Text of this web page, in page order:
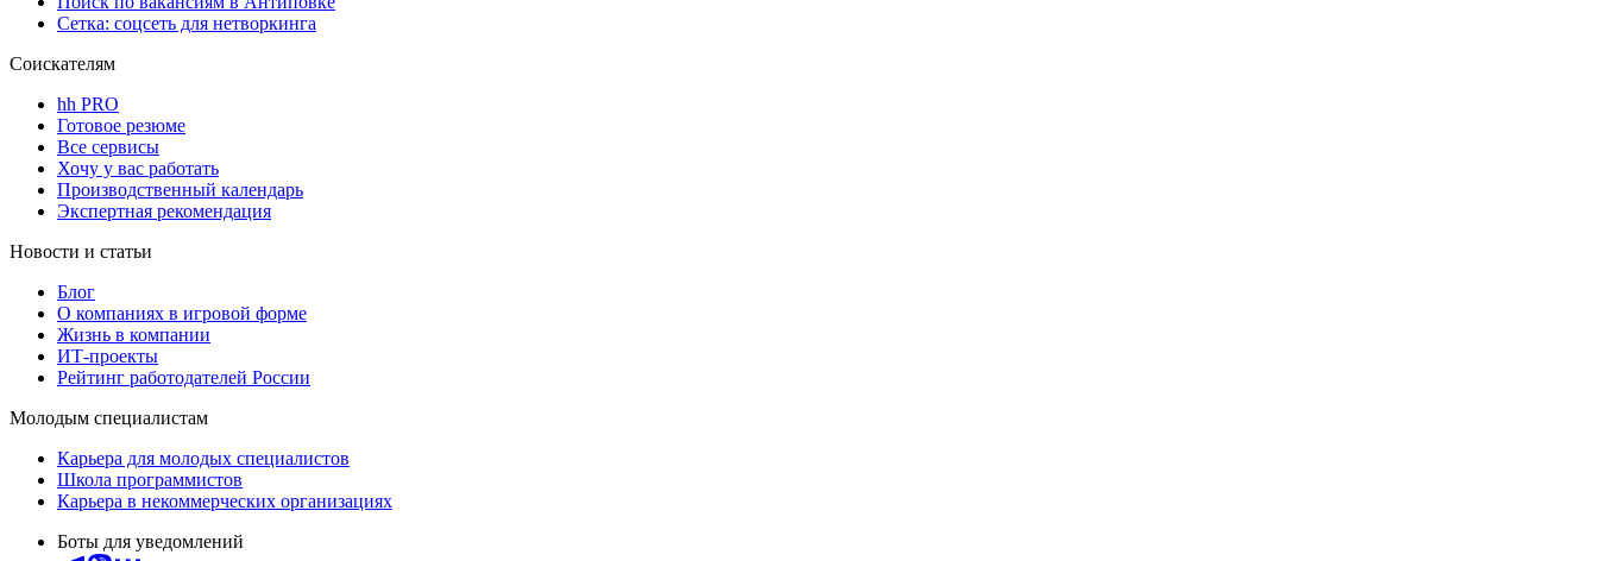
Сетка: соцсеть для нетворкинга
Соискателям
hh PRO
Готовое резюме
Все сервисы
Хочу у вас работать
Производственный календарь
Экспертная рекомендация
Новости и статьи
Блог
О компаниях в игровой форме
Жизнь в компании
ИТ-проекты
Рейтинг работодателей России
Молодым специалистам
Карьера для молодых специалистов
Школа программистов
Карьера в некоммерческих организациях
Боты для уведомлений